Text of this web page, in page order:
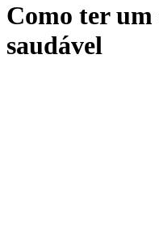
Como ter
saudável